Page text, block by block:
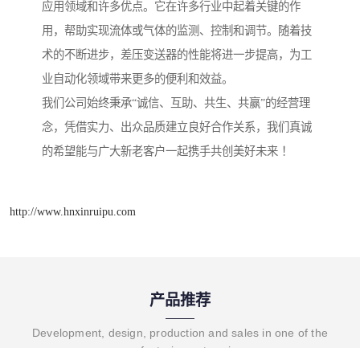
应用领域和许多优点。它在许多行业中起着关键的作
用，帮助实现流体或气体的监测、控制和调节。随着技
术的不断进步，差压变送器的性能将进一步提高，为工
业自动化领域带来更多的便利和效益。
我们公司始终秉承“诚信、互助、共生、共赢”的经营理
念，凭借实力、出众品质建立良好合作关系，我们真诚
的希望能与广大新老客户一起携手共创美好未来 ！
http://www.hnxinruipu.com
产品推荐
Development, design, production and sales in one of the